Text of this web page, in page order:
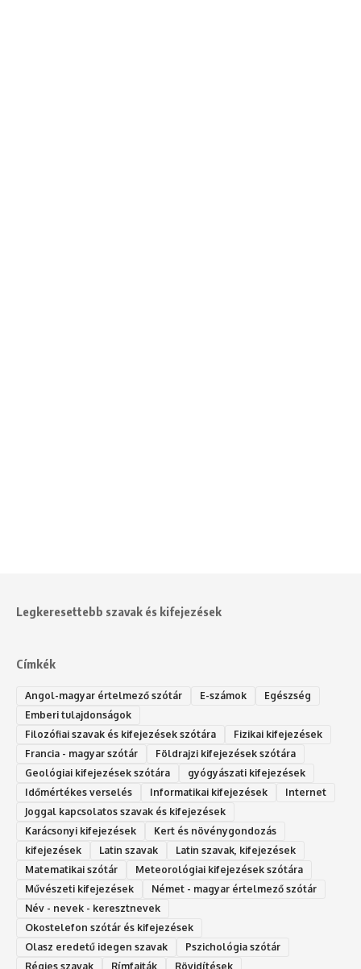
Legkeresettebb szavak és kifejezések
Címkék
Angol-magyar értelmező szótár E-számok
Egészség
Emberi tulajdonságok
Filozófiai szavak és kifejezések szótára
Fizikai kifejezések
Francia - magyar szótár
Földrajzi kifejezések szótára
Geológiai kifejezések szótára
gyógyászati kifejezések
Időmértékes verselés
Informatikai kifejezések
Internet
Joggal kapcsolatos szavak és kifejezések
Karácsonyi kifejezések
Kert és növénygondozás
kifejezések
Latin szavak
Latin szavak, kifejezések
Matematikai szótár
Meteorológiai kifejezések szótára
Művészeti kifejezések
Német - magyar értelmező szótár
Név - nevek - keresztnevek
Okostelefon szótár és kifejezések
Olasz eredetű idegen szavak
Ps‮gólohciz‬ia s‮átóz‬r
Régies szavak
Rímfajták Rövidítések